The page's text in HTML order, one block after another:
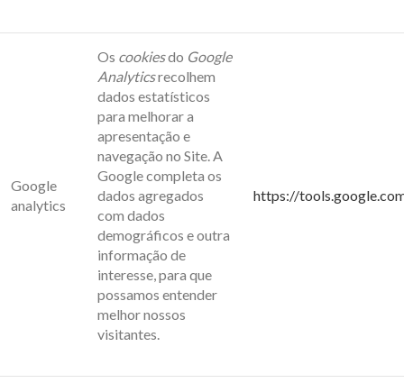
Google
analytics
Os cookiesdo Google
Analyticsrecolhem
dados estatísticos
para melhorar a
apresentação e
navegação no Site. A
Google completa os
dados agregados
com dados
demográficos e outra
informação de
interesse, para que
possamos entender
melhor nossos
visitantes.
https://